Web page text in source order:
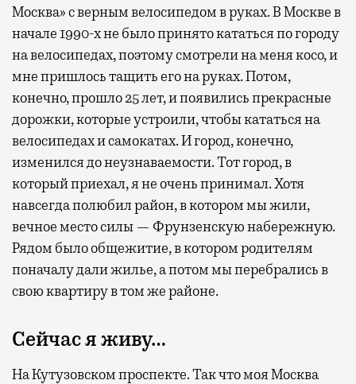
Москва» с верным велосипедом в руках. В Москве в
начале 1990-х не было принято кататься по городу
на велосипедах, поэтому смотрели на меня косо, и
мне пришлось тащить его на руках. Потом,
конечно, прошло 25 лет, и появились прекрасные
дорожки, которые устроили, чтобы кататься на
велосипедах и самокатах. И город, конечно,
изменился до неузнаваемости. Тот город, в
который приехал, я не очень принимал. Хотя
навсегда полюбил район, в котором мы жили,
вечное место силы — Фрунзенскую набережную.
Рядом было общежитие, в котором родителям
поначалу дали жилье, а потом мы перебрались в
свою квартиру в том же районе.
Сейчас я живу…
На Кутузовском проспекте. Так что моя Москва